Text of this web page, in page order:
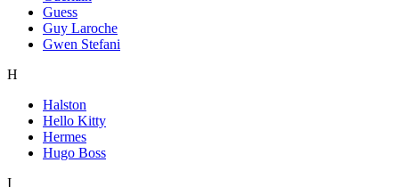
Guess
Guy Laroche
Gwen Stefani
H
Halston
Hello Kitty
Hermes
Hugo Boss
I